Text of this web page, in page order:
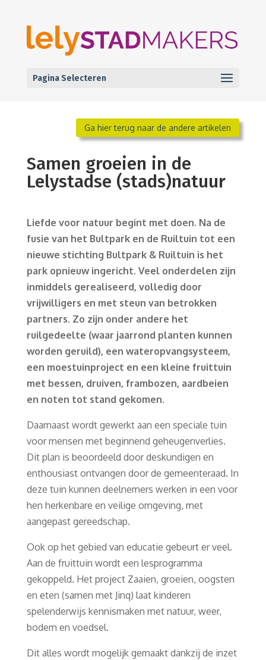
Pagina Selecteren
Ga hier terug naar de andere artikelen
Samen groeien in de
Lelystadse (stads)natuur
Liefde voor natuur begint met doen. Na de
fusie van het Bultpark en de Ruiltuin tot een
nieuwe stichting Bultpark & Ruiltuin is het
park opnieuw ingericht. Veel onderdelen zijn
inmiddels gerealiseerd, volledig door
vrijwilligers en met steun van betrokken
partners. Zo zijn onder andere het
ruilgedeelte (waar jaarrond planten kunnen
worden geruild), een wateropvangsysteem,
een moestuinproject en een kleine fruittuin
met bessen, druiven, frambozen, aardbeien
en noten tot stand gekomen.
Daarnaast wordt gewerkt aan een speciale tuin
voor mensen met beginnend geheugenverlies.
Dit plan is beoordeeld door deskundigen en
enthousiast ontvangen door de gemeenteraad. In
deze tuin kunnen deelnemers werken in een voor
hen herkenbare en veilige omgeving, met
aangepast gereedschap.
Ook op het gebied van educatie gebeurt er veel.
Aan de fruittuin wordt een lesprogramma
gekoppeld. Het project Zaaien, groeien, oogsten
en eten (samen met Jinq) laat kinderen
spelenderwijs kennismaken met natuur, weer,
bodem en voedsel.
Dit alles wordt mogelijk gemaakt dankzij de inzet